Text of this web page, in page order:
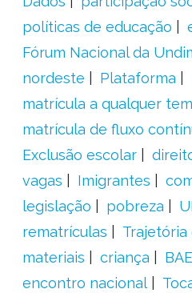
políticas de educação
Fórum Nacional da
nordeste
Plataforma
matrícula a qualquer
matrícula de fluxo
Exclusão escolar
vagas
Imigrantes
legislação
pobreza
rematrículas
Trajetória
materiais
criança BAE
encontro nacional